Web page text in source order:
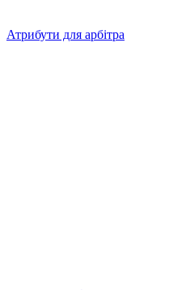
Атрибути для арбітра